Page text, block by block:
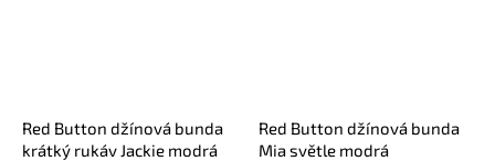
Red Button džínová bunda
krátký rukáv Jackie modrá
Red Button džínová bunda
Mia světle modrá